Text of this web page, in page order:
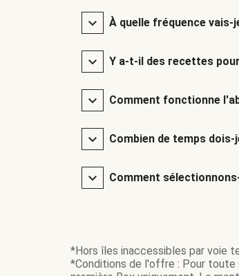
À quelle fréquence vais-
Y a-t-il des recettes
Comment fonctionne
Combien de temps
Comment
*Hors îles inaccessibles par voie
*Conditions de l'offre : Pour toute